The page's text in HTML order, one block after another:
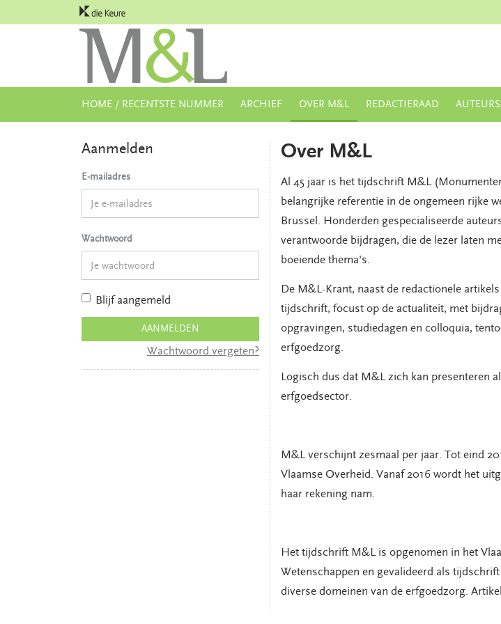
HOME / RECENTSTE NUMMER ARCHIEF OVER M&L REDACTIERAAD
Aanmelden
E-mailadres
Wachtwoord
Blijf aangemeld
AANMELDEN
Wachtwoord vergeten?
Over M&L
Al 45 jaar is het tijdschrift M&L
belangrijke referentie in de ongemeen rijke
Brussel. Honderden gespecialiseerde
verantwoorde bijdragen, die de lezer laten
boeiende thema's.
De M&L-Krant, naast de redactionele
tijdschrift, focust op de actualiteit, met
opgravingen, studiedagen en colloquia,
erfgoedzorg.
Logisch dus dat M&L zich kan presenteren
erfgoedsector.
M&L verschijnt zesmaal per jaar. Tot eind
Vlaamse Overheid. Vanaf 2016 wordt het
haar rekening nam.
Het tijdschrift M&L is opgenomen in het
Wetenschappen en gevalideerd als
diverse domeinen van de erfgoedzorg.